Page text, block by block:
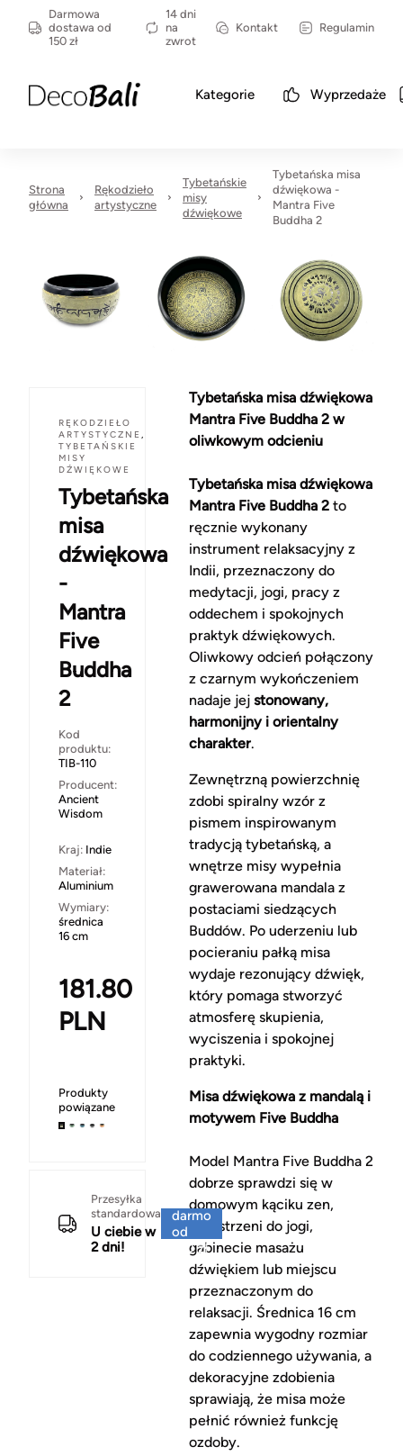
Darmowa
dostawa od
150 zł
14 dni
na
zwrot
Kontakt Regulamin
Kategorie Wyprzedaże
Strona
główna
Rękodzieło
artystyczne
Tybetańskie
misy
dźwiękowe
Tybetańska misa
dźwiękowa -
Mantra Five
Buddha 2
RĘKODZIEŁO
ARTYSTYCZNE ,
TYBETAŃSKIE
MISY
DŹWIĘKOWE
Tybetańska
misa
dźwiękowa
-
Mantra
Five
Buddha
2
Kod
produktu:
TIB-110
Producent:
Ancient
Wisdom
Kraj: Indie
Materiał:
Aluminium
Wymiary:
średnica
16 cm
181.80
PLN
Produkty
powiązane
Przesyłka
standardowa
U ciebie w
2 dni!
darmo
od
150 zł
Tybetańska misa dźwiękowa
Mantra Five Buddha 2 w
oliwkowym odcieniu
Tybetańska misa dźwiękowa
Mantra Five Buddha 2to
ręcznie wykonany
instrument relaksacyjny z
Indii, przeznaczony do
medytacji, jogi, pracy z
oddechem i spokojnych
praktyk dźwiękowych.
Oliwkowy odcień połączony
z czarnym wykończeniem
nadaje jej stonowany,
harmonijny i orientalny
charakter.
Zewnętrzną powierzchnię
zdobi spiralny wzór z
pismem inspirowanym
tradycją tybetańską, a
wnętrze misy wypełnia
grawerowana mandala z
postaciami siedzących
Buddów. Po uderzeniu lub
pocieraniu pałką misa
wydaje rezonujący dźwięk,
który pomaga stworzyć
atmosferę skupienia,
wyciszenia i spokojnej
praktyki.
Misa dźwiękowa z mandalą i
motywem Five Buddha
Model Mantra Five Buddha 2
dobrze sprawdzi się w
domowym kąciku zen,
przestrzeni do jogi,
gabinecie masażu
dźwiękiem lub miejscu
przeznaczonym do
relaksacji. Średnica 16 cm
zapewnia wygodny rozmiar
do codziennego używania, a
dekoracyjne zdobienia
sprawiają, że misa może
pełnić również funkcję
ozdoby.